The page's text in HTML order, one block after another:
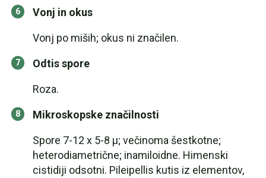
Vonj in okus
Vonj po miših; okus ni značilen.
Odtis spore
Roza.
Mikroskopske značilnosti
Spore 7-12 x 5-8 µ; večinoma šestkotne;
heterodiametrične; inamiloidne. Himenski
cistidiji odsotni. Pileipellis kutis iz elementov,